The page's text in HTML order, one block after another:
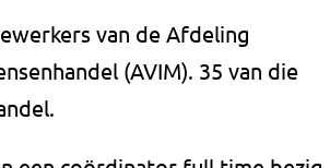
van de Afdeling
(AVIM). 35 van die